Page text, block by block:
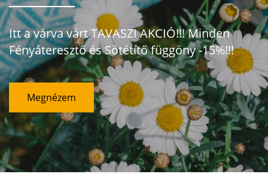
Itt a várva várt TAVASZI AKCIÓ!!! Minden
Fényáteresztő és Sötétítő függöny -15%!!!
Megnézem